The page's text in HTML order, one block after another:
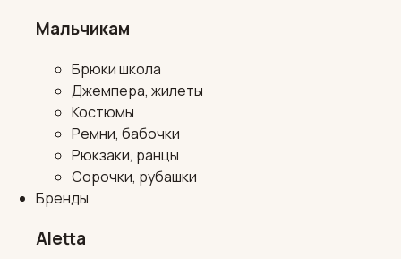
Мальчикам
Брюки школа
Джемпера, жилеты
Костюмы
Ремни, бабочки
Рюкзаки, ранцы
Сорочки, рубашки
Бренды
Aletta